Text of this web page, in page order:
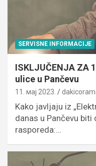
SERVISNE INFORMACIJE
ISKLJUČENJA ZA
ulice u Pančevu
11. мај 2023.
Kako javljaju iz
danas u Pančevu biti
rasporeda:…